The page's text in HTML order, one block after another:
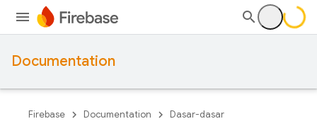
Documentation
Firebase Documentation Dasar-dasar